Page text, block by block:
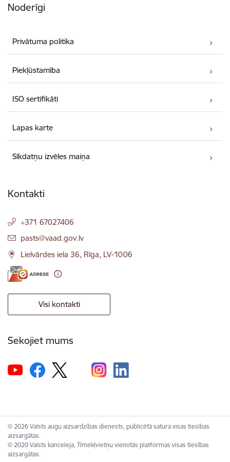
Noderīgi
Privātuma politika
Piekļūstamība
ISO sertifikāti
Lapas karte
Sīkdatņu izvēles maiņa
Kontakti
+371 67027406
E-pasts:
pasts@vaad.gov.lv
Lielvārdes iela 36, Rīga, LV-1006
Visi kontakti
Sekojiet mums
© 2026 Valsts augu aizsardzības dienests, publicētā satura visas tiesības
aizsargātas.
© 2020 Valsts kanceleja, Tīmekļvietņu vienotās platformas visas tiesības
aizsargātas.